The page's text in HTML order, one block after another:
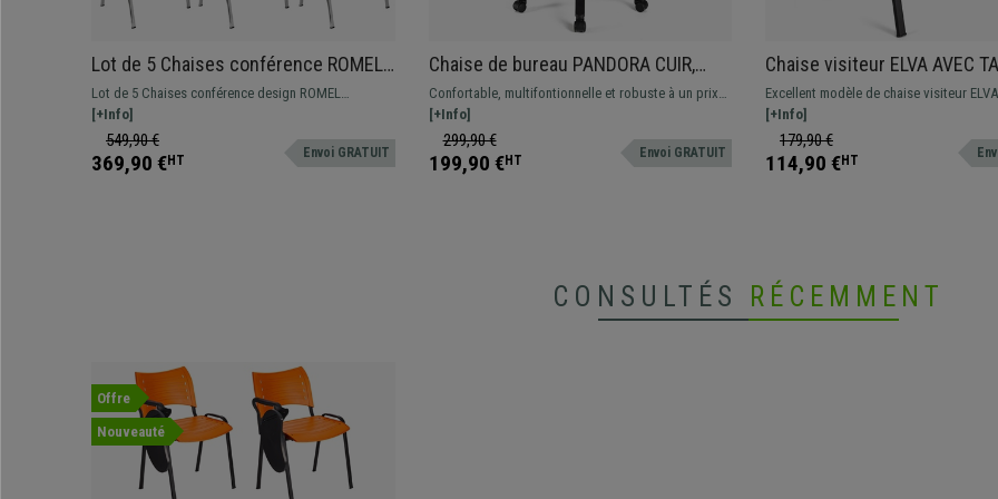
Lot de 5 Chaises conférence ROMEL,
Rembourrage Commode, Empilables,
Piétement Chromé, en Tissu, Bleu
Lot de 5 Chaises conférence design ROMEL
pratiques et fonctionnelles. Confortables,
résistantes et avec un design moderne sublime.
[+Info]
549,90 €
369,90 €HT Envoi GRATUIT
Chaise de bureau PANDORA CUIR,
Dossier Ajustable en Maille,
Rembourrage épais, Vert
Confortable, multifontionnelle et robuste à un prix
imbattable. Cette magnifique chaise est idéale pour
une utilisation quotidienne, disponible en
différentes couleurs
[+Info]
299,90 €
199,90 €HT Envoi GRATUIT
Chaise visiteur ELVA AVEC
Empilable et Pratique,
Gris
Excellent modèle de chaise visiteur ELVA
TABLETTE. La chaise parfaite pour ceux
souhaitent un support pour pouvoir
modèle résistant, du confort et facile à
[+Info]
179,90 €
114,90 €HT
CONSULTÉS RÉCEMMENT
Offre
Nouveauté